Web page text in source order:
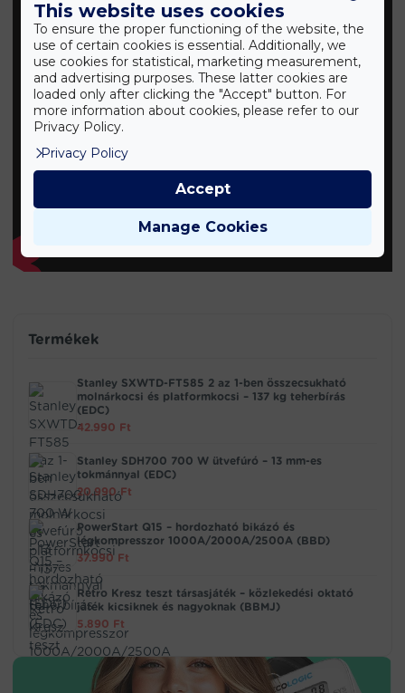
Termékek
Stanley SXWTD-FT585 2 az 1-ben összecsukható
molnárkocsi és platformkocsi – 137 kg teherbírás
(EDC)
42.990 Ft
Stanley SDH700 700 W ütvefúró – 13 mm-es
tokmánnyal (EDC)
20.990Ft
PowerStart Q15 – hordozható bikázó és
légkompresszor 1000A/2000A/2500A (BBD)
37.990 Ft
Retro Kresz teszt társasjáték – közlekedési oktató
játék kicsiknek és nagyoknak (BBMJ)
5.890 Ft
This website uses cookies
To ensure the proper functioning of the website, the
use of certain cookies is essential. Additionally, we
use cookies for statistical, marketing measurement,
and advertising purposes. These latter cookies are
loaded only after clicking the "Accept" button. For
more information about cookies, please refer to our
Privacy Policy.
Privacy Policy
Manage Cookies
Accept